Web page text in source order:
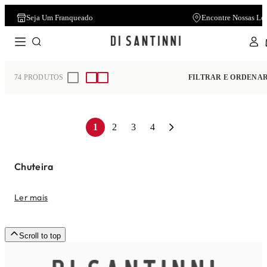
Seja Um Franqueado Encontre Nossas
74 PRODUTOS FILTRAR E
1 2 3 4
Chuteira
Ler mais
Scroll to top